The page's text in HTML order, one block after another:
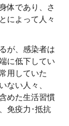
体であり、さ
によって人々
が、感染者は
に低下してい
用していた
ない人々、
めた生活習慣
免疫力･抵抗